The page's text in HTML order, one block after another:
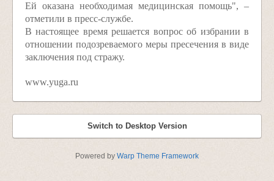
Ей оказана необходимая медицинская помощь", –
отметили в пресс-службе.
В настоящее время решается вопрос об избрании в
отношении подозреваемого меры пресечения в виде
заключения под стражу.
www.yuga.ru
Switch to Desktop Version
Powered by Warp Theme Framework